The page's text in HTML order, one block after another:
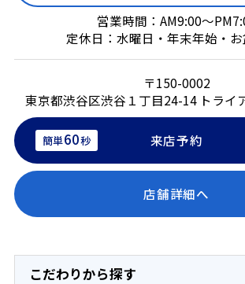
営業時間：AM9:00～
定休日：水曜日・年末年始・お
〒150-0002
東京都渋谷区渋谷１丁目24-14 トライ
簡単60秒 来店予約
店舗詳細へ
こだわりから探す